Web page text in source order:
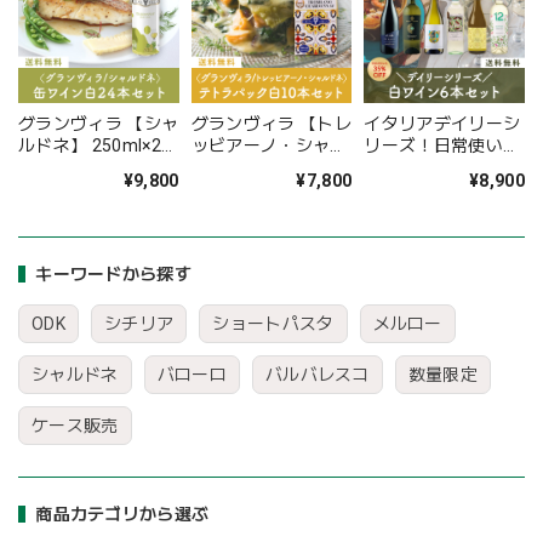
キーワードから探す
ODK シチリア ショートパスタ メルロー
シャルドネ バローロ バルバレスコ 数量限定
ケース販売
商品カテゴリから選ぶ
グランヴィラ 【シャ
ルドネ】 250ml×24
〈41%OFF&送料無
¥9,800
グランヴィラ 【トレ
ッビアーノ・シャル
500ml×10本セット
料〉(B710002)
¥7,800
イタリアデイリーシ
リーズ！日常使いに
セット〈35%OFF＆
(B706146)
¥8,900